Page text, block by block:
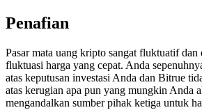
Exclusive for BitMart Users
Penafian
Pasar mata uang kripto sangat fluktuatif dan
fluktuasi harga yang cepat. Anda
atas keputusan investasi Anda dan Bitrue
atas kerugian apa pun yang mungkin Anda
mengandalkan sumber pihak ketiga untuk